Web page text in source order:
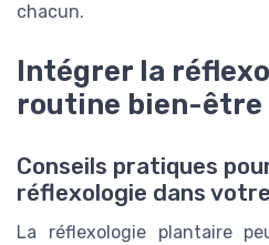
chacun.
Intégrer la
routine bien-être
Conseils pratiques
réflexologie dans
La réflexologie plantaire